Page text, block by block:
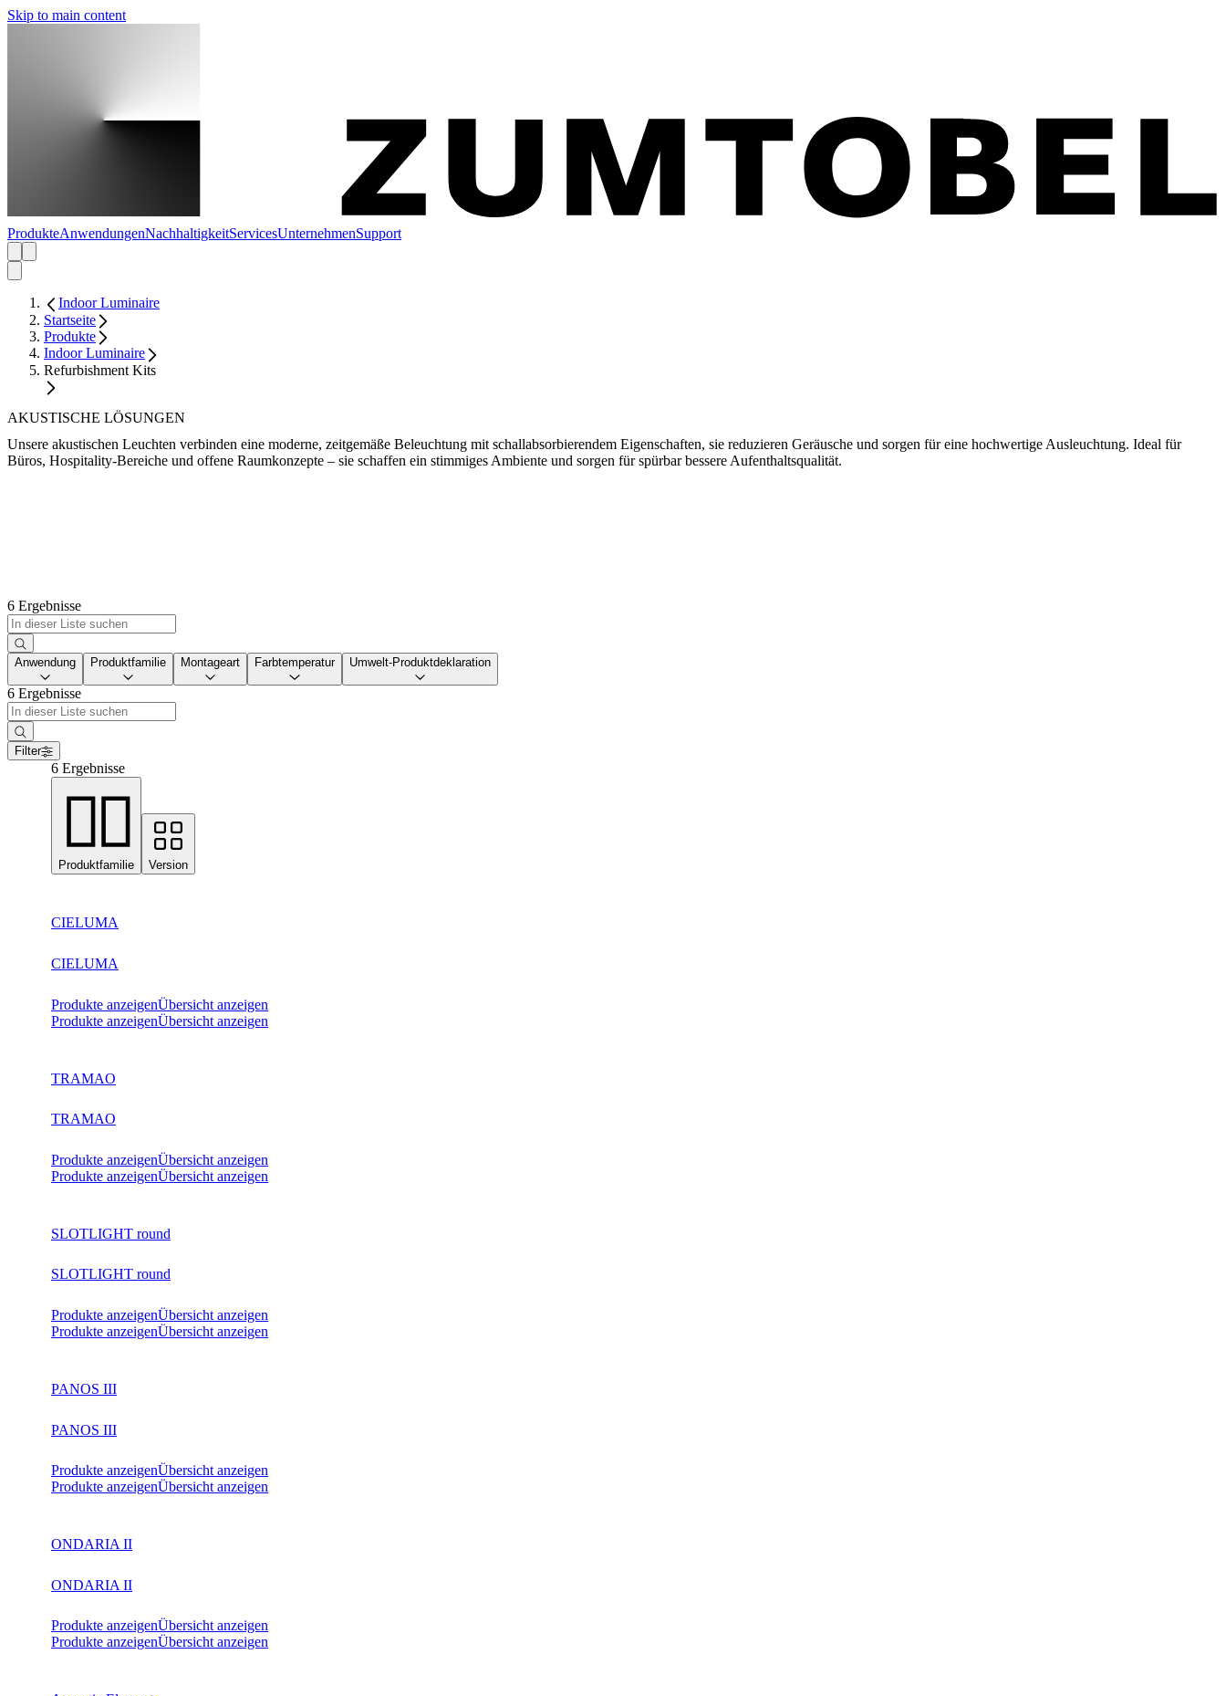
Skip to main content
ProdukteAnwendungenNachhaltigkeitServicesUnternehmenSupport
Indoor Luminaire
Startseite
Produkte
Indoor Luminaire
Refurbishment Kits
AKUSTISCHE LÖSUNGEN
Unsere akustischen Leuchten verbinden eine moderne, zeitgemäße Beleuchtung mit schallabsorbierendem Eigenschaften, sie reduzieren Geräusche und sorgen für eine hochwertige Ausleuchtung. Ideal für
Büros, Hospitality-Bereiche und offene Raumkonzepte – sie schaffen ein stimmiges Ambiente und sorgen für spürbar bessere Aufenthaltsqualität.
6 Ergebnisse
Anwendung Produktfamilie Montageart Farbtemperatur Umwelt-Produktdeklaration
6 Ergebnisse
Filter
6 Ergebnisse
Produktfamilie Version
CIELUMA
CIELUMA
Produkte anzeigenÜbersicht anzeigen
Produkte anzeigenÜbersicht anzeigen
TRAMAO
TRAMAO
Produkte anzeigenÜbersicht anzeigen
Produkte anzeigenÜbersicht anzeigen
SLOTLIGHT round
SLOTLIGHT round
Produkte anzeigenÜbersicht anzeigen
Produkte anzeigenÜbersicht anzeigen
PANOS III
PANOS III
Produkte anzeigenÜbersicht anzeigen
Produkte anzeigenÜbersicht anzeigen
ONDARIA II
ONDARIA II
Produkte anzeigenÜbersicht anzeigen
Produkte anzeigenÜbersicht anzeigen